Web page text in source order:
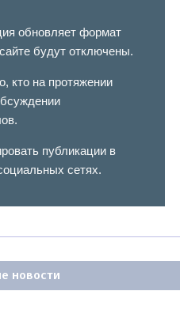
обновляет формат
будут отключены.
кто на протяжении
публикации в
сетях.
новости